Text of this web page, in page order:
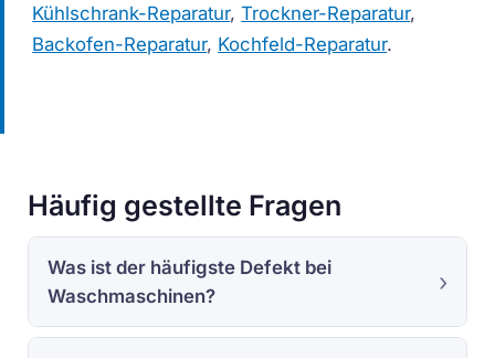
Kühlschrank-Reparatur,Trockner-Reparatur,
Backofen-Reparatur, Kochfeld-Reparatur.
Häufig gestellte Fragen
Was ist der häufigste Defekt bei
Waschmaschinen?